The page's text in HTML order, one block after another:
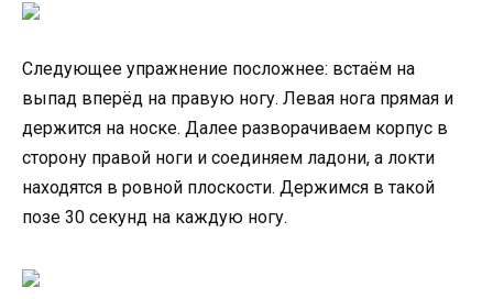
Следующее упражнение посложнее: встаём на
выпад вперёд на правую ногу. Левая нога прямая и
держится на носке. Далее разворачиваем корпус в
сторону правой ноги и соединяем ладони, а локти
находятся в ровной плоскости. Держимся в такой
позе 30 секунд на каждую ногу.